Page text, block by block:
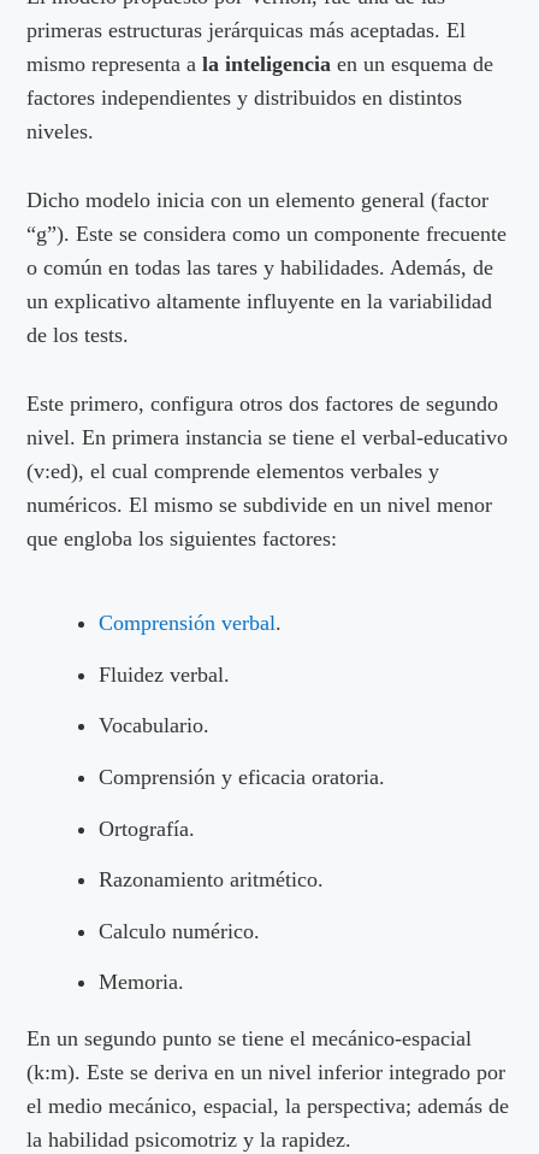
primeras estructuras jerárquicas más aceptadas. El
mismo representa ala inteligencia en un esquema de
factores independientes y distribuidos en distintos
niveles.
Dicho modelo inicia con un elemento general (factor
“g”). Este se considera como un componente frecuente
o común en todas las tares y habilidades. Además, de
un explicativo altamente influyente en la variabilidad
de los tests.
Este primero, configura otros dos factores de segundo
nivel. En primera instancia se tiene el verbal-educativo
(v:ed), el cual comprende elementos verbales y
numéricos. El mismo se subdivide en un nivel menor
que engloba los siguientes factores:
Comprensión verbal.
Fluidez verbal.
Vocabulario.
Comprensión y eficacia oratoria.
Ortografía.
Razonamiento aritmético.
Calculo numérico.
Memoria.
En un segundo punto se tiene el mecánico-espacial
(k:m). Este se deriva en un nivel inferior integrado por
el medio mecánico, espacial, la perspectiva; además de
la habilidad psicomotriz y la rapidez.